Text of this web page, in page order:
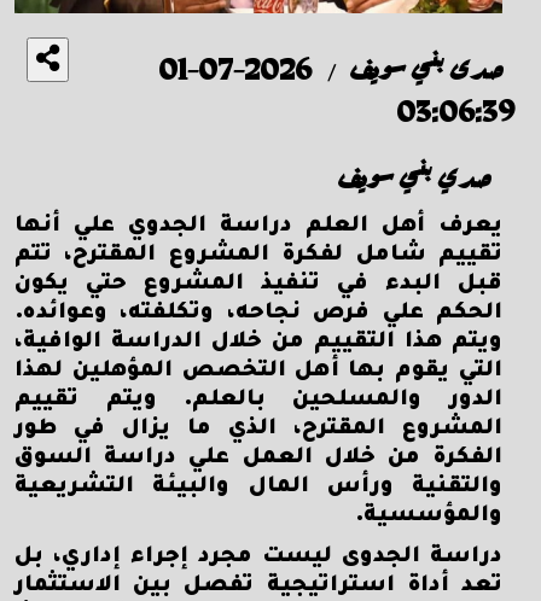
صدى بني سويف /
2026-07-01
03:06:39
صدي بني سويف
يعرف أهل العلم دراسة الجدوي علي أنها
تقييم شامل لفكرة المشروع المقترح، تتم
قبل البدء في تنفيذ المشروع حتي يكون
الحكم علي فرص نجاحه، وتكلفته، وعوائده.
ويتم هذا التقييم من خلال الدراسة الوافية،
التي يقوم بها أهل التخصص المؤهلين لهذا
الدور والمسلحين بالعلم. ويتم تقييم
المشروع المقترح، الذي ما يزال في طور
الفكرة من خلال العمل علي دراسة السوق
والتقنية ورأس المال والبيئة التشريعية
والمؤسسية.
دراسة الجدوى ليست مجرد إجراء إداري، بل
تعد أداة استراتيجية تفصل بين الاستثمار